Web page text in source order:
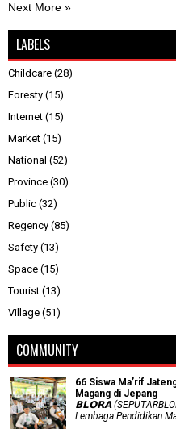
Next More »
LABELS
Childcare (28)
Foresty (15)
Internet (15)
Market (15)
National (52)
Province (30)
Public (32)
Regency (85)
Safety (13)
Space (15)
Tourist (13)
Village (51)
COMMUNITY
66 Siswa Ma’rif
Magang di Jepang
𝗕𝗟𝗢𝗥𝗔
Lembaga Pendidikan